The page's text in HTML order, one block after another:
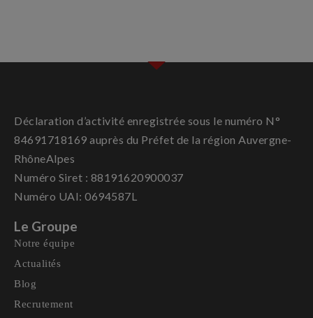
Déclaration d’activité enregistrée sous le numéro N°
84691718169 auprès du Préfet de la région Auvergne-
RhôneAlpes
Numéro Siret : 88191620900037
Numéro UAI: 0694587L
Le Groupe
Notre équipe
Actualités
Blog
Recrutement